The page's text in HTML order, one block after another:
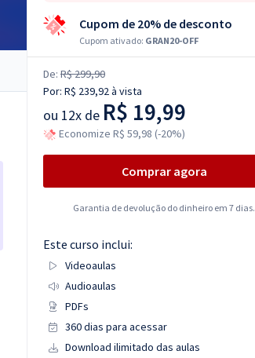
Cupom de 20% de desconto
Cupom ativado: GRAN20-OFF
De: R$ 299,90
Por: R$ 239,92à vista
ou 12x de R$ 19,99
Economize R$ 59,98 (-20%)
Comprar agora
Garantia de devolução do dinheiro em 7 dias.
Este curso inclui:
Videoaulas
Audioaulas
PDFs
360 dias para acessar
Download ilimitado das aulas